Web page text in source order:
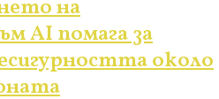
на
AI помага за
около